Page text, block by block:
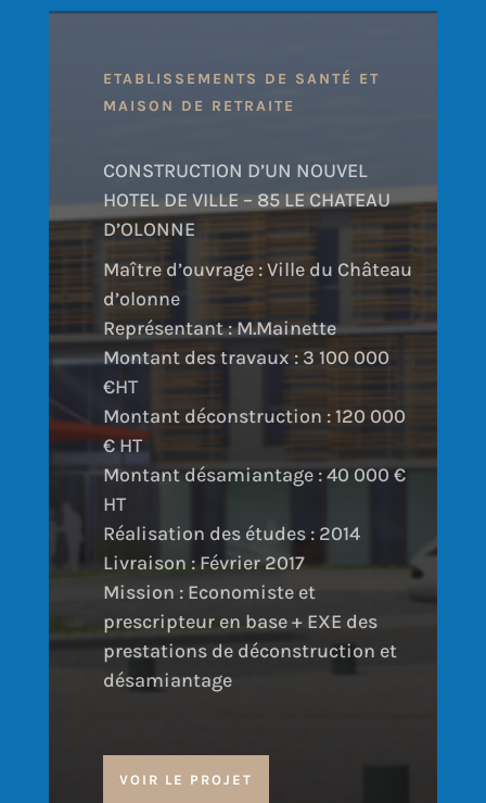
ETABLISSEMENTS DE SANTÉ ET
MAISON DE RETRAITE
CONSTRUCTION D’UN NOUVEL
HOTEL DE VILLE – 85 LE CHATEAU
D’OLONNE
Maître d’ouvrage : Ville du Château
d’olonne
Représentant : M.Mainette
Montant des travaux : 3 100 000
€HT
Montant déconstruction : 120 000
€ HT
Montant désamiantage : 40 000 €
HT
Réalisation des études : 2014
Livraison : Février 2017
Mission : Economiste et
prescripteur en base + EXE des
prestations de déconstruction et
désamiantage
VOIR LE PROJET